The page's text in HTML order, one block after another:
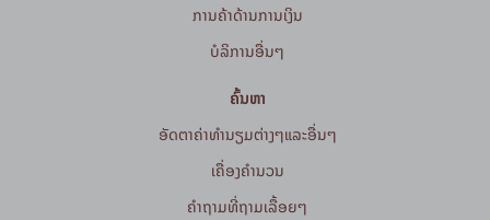
ການຄ້າດ້ານການເງິນ
ບໍລິການອື່ນໆ
ຄົ້ນຫາ
ອັດຕາຄ່າທຳນຽມຕ່າງໆແລະອື່ນໆ
ເຄື່ອງຄຳນວນ
ຄໍາຖາມທີ່ຖາມເລື້ອຍໆ